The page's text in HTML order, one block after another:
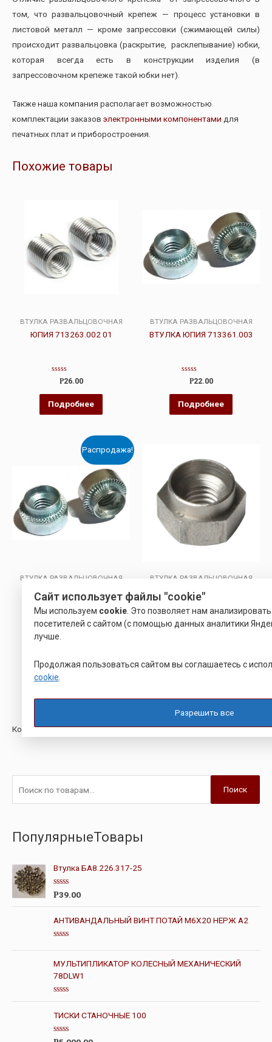
том, что развальцовочный крепеж — процесс установки в
листовой металл — кроме запрессовки (сжимающей силы)
происходит развальцовка (раскрытие, расклепывание) юбки,
которая всегда есть в конструкции изделия (в
запрессовочном крепеже такой юбки нет).
Также наша компания располагает возможностью
комплектации заказов электронными компонентами для
печатных плат и приборостроения.
Похожие товары
ВТУЛКА РАЗВАЛЬЦОВОЧНАЯ
ЮПИЯ 713263.002 01
Оценка
из
5
Р26.00
Подробнее
ВТУЛКА РАЗВАЛЬЦОВОЧНАЯ
ВТУЛКА ЮПИЯ 713361.003
Оценка
из
5
Р22.00
Подробнее
Распродажа!
ВТУЛКА РАЗВАЛЬЦОВОЧНАЯ
Оценка
Р22.00
Подробнее
ВТУЛКА РАЗВАЛЬЦОВОЧНАЯ
РАЗВАЛЬЦОВОЧНАЯ
ШЕСТИГРАННАЯ ГАЙКА ТИП
HX (HHB)
Подробнее
Корзина пуста.
Поиск
ПопулярныеТовары
Втулка БА8.226.317-25
О
е
н
к
а
и
5
Р39.00
АНТИВАНДАЛЬНЫЙ ВИНТ ПОТАЙ М6Х20 НЕРЖ А2
ц
е
н
к
а
0
и
5
МУЛЬТИПЛИКАТОР КОЛЕСНЫЙ МЕХАНИЧЕСКИЙ
78DLW1
О
е
н
к
ТИСКИ СТАНОЧНЫЕ 100
Сайт использует файлы "cookie"
Мы используем cookie . Это позволяет нам
посетителей с сайтом (с помощью данных аналитики
лучше.
Продолжая пользоваться сайтом вы соглашаетесь с
cookie
Разрешить все